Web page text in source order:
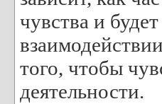
чувства и
того, чтобы
деятельности.